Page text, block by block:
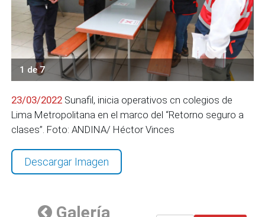
1 de 7
23/03/2022 Sunafil, inicia operativos cn colegios de
Lima Metropolitana en el marco del “Retorno seguro a
clases”. Foto: ANDINA/ Héctor Vinces
Descargar Imagen
Galería